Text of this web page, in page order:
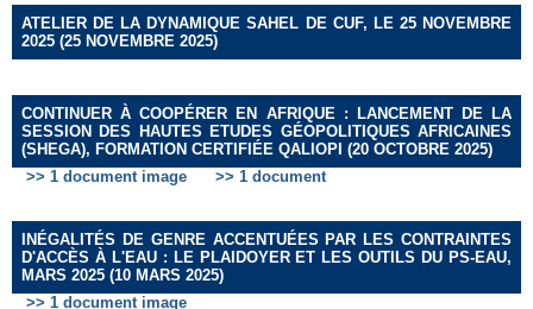
ATELIER DE LA DYNAMIQUE SAHEL DE CUF, LE 25 NOVEMBRE
2025 (25 NOVEMBRE 2025)
CONTINUER À COOPÉRER EN AFRIQUE : LANCEMENT DE LA
SESSION DES HAUTES ETUDES GÉOPOLITIQUES AFRICAINES
(SHEGA), FORMATION CERTIFIÉE QALIOPI (20 OCTOBRE 2025)
>> 1 document image
>> 1 document
INÉGALITÉS DE GENRE ACCENTUÉES PAR LES CONTRAINTES
D'ACCÈS À L'EAU : LE PLAIDOYER ET LES OUTILS DU PS-EAU,
MARS 2025 (10 MARS 2025)
>> 1 document image